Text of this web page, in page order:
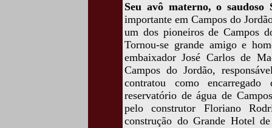
Seu avô materno, o saudoso
importante em Campos do
um dos pioneiros de Campos
Tornou-se grande amigo e
embaixador José Carlos de
Campos do Jordão,
contratou como
reservatório de água de
pelo construtor Floriano
construção do Grande Hotel